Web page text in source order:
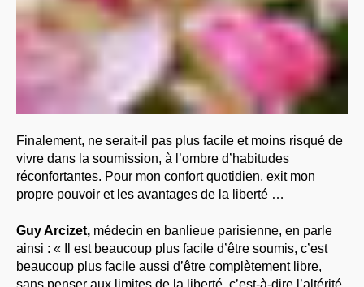
Finalement, ne serait-il pas plus facile et moins risqué de
vivre dans la soumission, à l’ombre d’habitudes
réconfortantes. Pour mon confort quotidien, exit mon
propre pouvoir et les avantages de la liberté …
Guy Arcizet, médecin en banlieue parisienne, en parle
ainsi : « Il est beaucoup plus facile d’être soumis, c’est
beaucoup plus facile aussi d’être complètement libre,
sans penser aux limites de la liberté, c’est-à-dire l’altérité.